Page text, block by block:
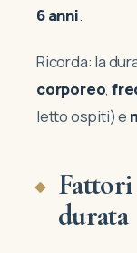
6 anni.
Ricorda: la
corporeo,
letto ospiti) e
Fattori
durata